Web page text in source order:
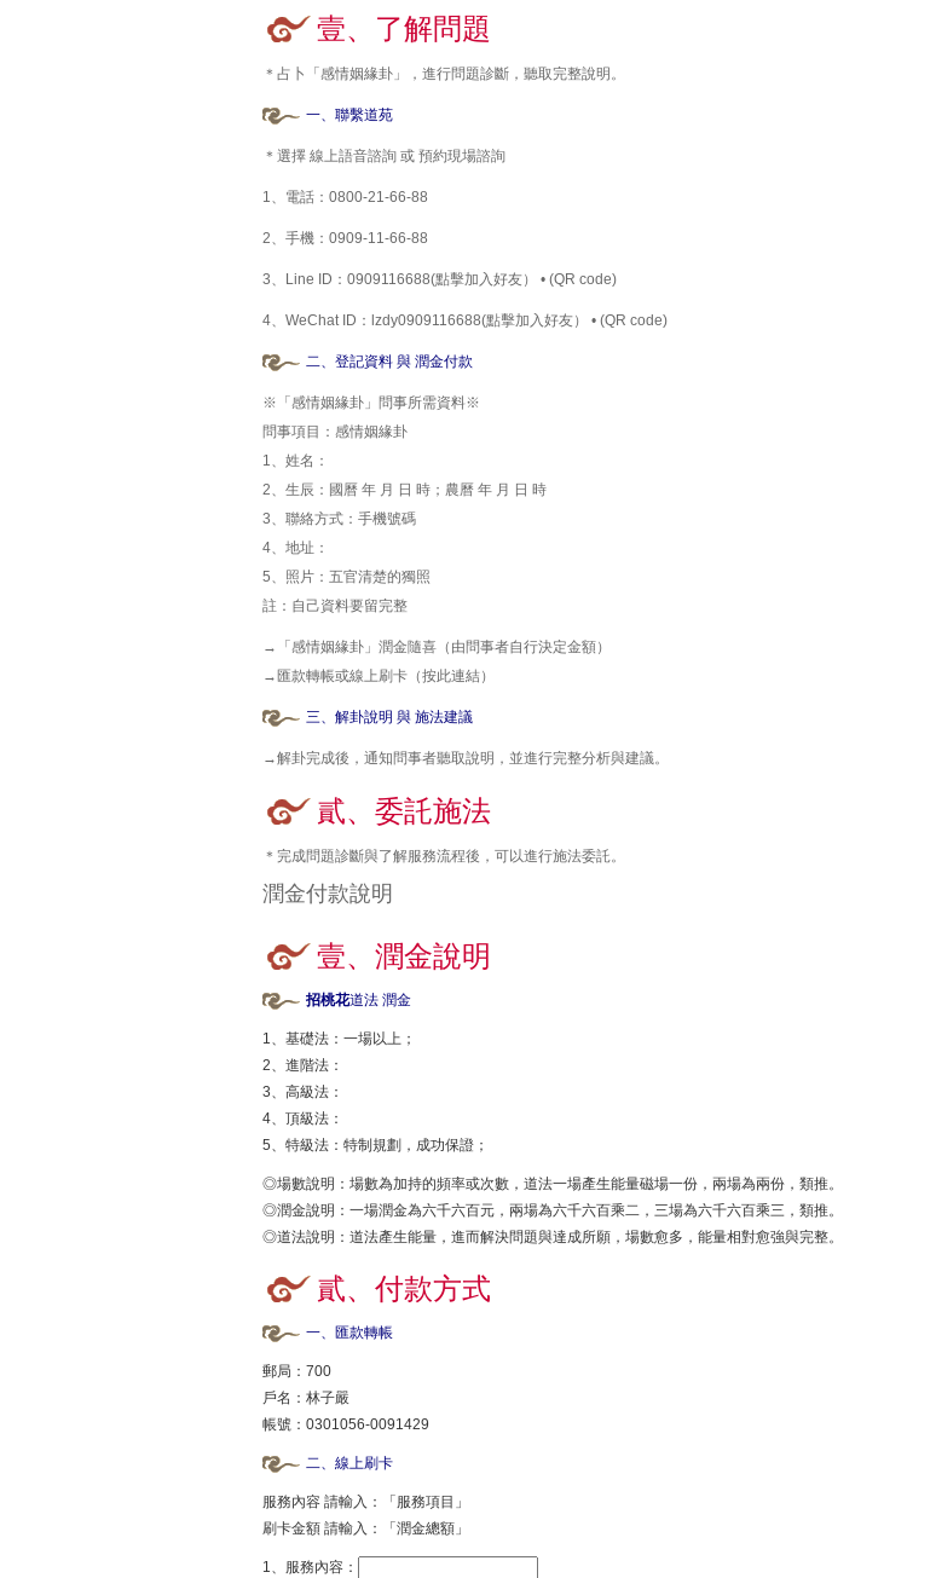
壹、了解問題
＊占卜「感情姻緣卦」，進行問題診斷，聽取完整說明。
一、聯繫道苑
＊選擇 線上語音諮詢 或 預約現場諮詢
1、 電話：0800-21-66-88
2、 手機：0909-11-66-88
3、 Line ID：0909116688(點擊加入好友） • (QR code)
4、 WeChat ID：lzdy0909116688(點擊加入好友） • (QR code)
二、登記資料 與 潤金付款
※「感情姻緣卦」問事所需資料※
問事項目：感情姻緣卦
1、姓名：
2、生辰：國曆 年 月 日 時；農曆 年 月 日 時
3、聯絡方式：手機號碼
4、地址：
5、照片：五官清楚的獨照
註：自己資料要留完整
→「感情姻緣卦」潤金隨喜（由問事者自行決定金額）
→ 匯款轉帳或線上刷卡（按此連結）
三、解卦說明 與 施法建議
→解卦完成後，通知問事者聽取說明，並進行完整分析與建議。
貳、委託施法
＊完成問題診斷與了解服務流程後，可以進行施法委託。
潤金付款說明
壹、潤金說明
招桃花道法 潤金
1、基礎法：一場以上；
2、進階法：
3、高級法：
4、頂級法：
5、特級法：特制規劃，成功保證；
◎場數說明：場數為加持的頻率或次數，道法一場產生能量磁場一份，兩場為兩份，類推。
◎潤金說明：一場潤金為六千六百元，兩場為六千六百乘二，三場為六千六百乘三，類推。
◎道法說明：道法產生能量，進而解決問題與達成所願，場數愈多，能量相對愈強與完整。
貳、付款方式
一、匯款轉帳
郵局：700
戶名：林子嚴
帳號：0301056-0091429
二、線上刷卡
服務內容 請輸入：「服務項目」
刷卡金額 請輸入：「潤金總額」
1、服務內容：